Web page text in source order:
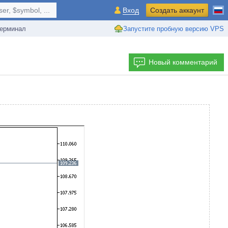
Запустите пробную версию VPS
$symbol, ... Вход Создать аккаунт
Новый комментарий